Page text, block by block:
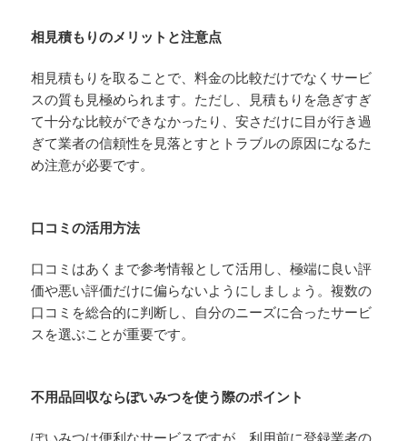
相見積もりのメリットと注意点
相見積もりを取ることで、料金の比較だけでなくサービ
スの質も見極められます。ただし、見積もりを急ぎすぎ
て十分な比較ができなかったり、安さだけに目が行き過
ぎて業者の信頼性を見落とすとトラブルの原因になるた
め注意が必要です。
口コミの活用方法
口コミはあくまで参考情報として活用し、極端に良い評
価や悪い評価だけに偏らないようにしましょう。複数の
口コミを総合的に判断し、自分のニーズに合ったサービ
スを選ぶことが重要です。
不用品回収ならぽいみつを使う際のポイント
ぽいみつは便利なサービスですが、利用前に登録業者の